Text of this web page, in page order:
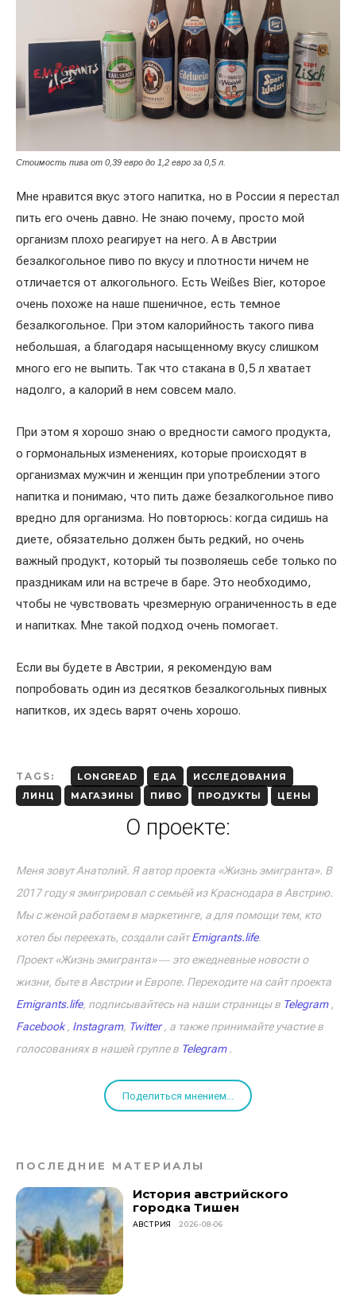
Стоимость пива от 0,39 евро до 1,2 евро за 0,5 л.
Мне нравится вкус этого напитка, но в России я перестал
пить его очень давно. Не знаю почему, просто мой
организм плохо реагирует на него. А в Австрии
безалкогольное пиво по вкусу и плотности ничем не
отличается от алкогольного. Есть Weißes Bier, которое
очень похоже на наше пшеничное, есть темное
безалкогольное. При этом калорийность такого пива
небольшая, а благодаря насыщенному вкусу слишком
много его не выпить. Так что стакана в 0,5 л хватает
надолго, а калорий в нем совсем мало.
При этом я хорошо знаю о вредности самого продукта,
о гормональных изменениях, которые происходят в
организмах мужчин и женщин при употреблении этого
напитка и понимаю, что пить даже безалкогольное пиво
вредно для организма. Но повторюсь: когда сидишь на
диете, обязательно должен быть редкий, но очень
важный продукт, который ты позволяешь себе только по
праздникам или на встрече в баре. Это необходимо,
чтобы не чувствовать чрезмерную ограниченность в еде
и напитках. Мне такой подход очень помогает.
Если вы будете в Австрии, я рекомендую вам
попробовать один из десятков безалкогольных пивных
напитков, их здесь варят очень хорошо.
TAGS: LONGREAD ЕДА
ИССЛЕДОВАНИЯ
ЛИНЦ
МАГАЗИНЫ ПИВО ПРОДУКТЫ ЦЕНЫ
О проекте:
Меня зовут Анатолий. Я автор проекта «Жизнь эмигранта». В
2017 году я эмигрировал с семьёй из Краснодара в Австрию.
Мы с женой работаем в маркетинге, а для помощи тем, кто
хотел бы переехать, создали сайтEmigrants.life.
Проект «Жизнь эмигранта» ― это ежедневные новости о
жизни, быте в Австрии и Европе. Переходите на сайт проекта
Emigrants.life, подписывайтесь на наши страницы в Telegram,
Facebook, Instagram, Twitter, а также принимайте участие в
голосованиях в нашей группе в Telegram.
Поделиться мнением...
ПОСЛЕДНИЕ МАТЕРИАЛЫ
История австрийского
городка Тишен
АВСТРИЯ 2026-08-06